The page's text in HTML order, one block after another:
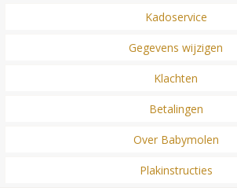
Kadoservice
Gegevens wijzigen
Klachten
Betalingen
Over Babymolen
Plakinstructies